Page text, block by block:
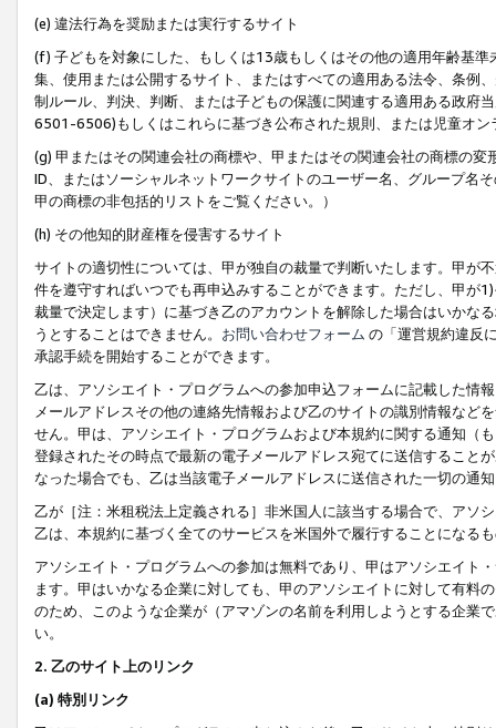
(e) 違法行為を奨励または実行するサイト
(f) 子どもを対象にした、もしくは13歳もしくはその他の適用年齢基
集、使用または公開するサイト、またはすべての適用ある法令、条例
制ルール、判決、判断、または子どもの保護に関連する適用ある政府
6501-6506)もしくはこれらに基づき公布された規則、または児童オン
(g) 甲またはその関連会社の商標や、甲またはその関連会社の商標の
ID、またはソーシャルネットワークサイトのユーザー名、グループ名
甲の商標の非包括的リストをご覧ください。）
(h) その他知的財産権を侵害するサイト
サイトの適切性については、甲が独自の裁量で判断いたします。甲が
件を遵守すればいつでも再申込みすることができます。ただし、甲が
裁量で決定します）に基づき乙のアカウントを解除した場合はいかな
うとすることはできません。 お問い合わせフォーム の「運営規約違反
承認手続を開始することができます。
乙は、アソシエイト・プログラムへの参加申込フォームに記載した情
メールアドレスその他の連絡先情報および乙のサイトの識別情報など
せん。甲は、アソシエイト・プログラムおよび本規約に関する通知（
登録されたその時点で最新の電子メールアドレス宛てに送信すること
なった場合でも、乙は当該電子メールアドレスに送信された一切の通
乙が［注：米租税法上定義される］非米国人に該当する場合で、アソ
乙は、本規約に基づく全てのサービスを米国外で履行することになる
アソシエイト・プログラムへの参加は無料であり、甲はアソシエイト
ます。甲はいかなる企業に対しても、甲のアソシエイトに対して有料
のため、このような企業が（アマゾンの名前を利用しようとする企業
い。
2. 乙のサイト上のリンク
(a) 特別リンク